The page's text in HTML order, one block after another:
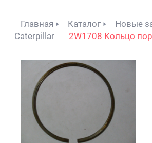
Главная Каталог
Новые
Caterpillar
2W1708 Кольцо